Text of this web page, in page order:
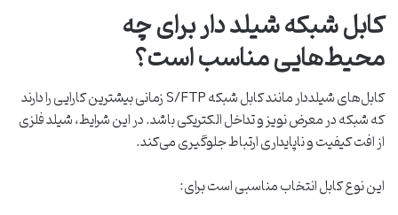
کابل شبکه شیلد دار برای چه
محیط‌هایی مناسب است؟
کابل‌های شیلددار مانند کابل شبکه S/FTP زمانی بیشترین کارایی را دارند
که شبکه در معرض نویز و تداخل الکتریکی باشد. در این شرایط، شیلد فلزی
از افت کیفیت و ناپایداری ارتباط جلوگیری می‌کند.
این نوع کابل انتخاب مناسبی است برای: